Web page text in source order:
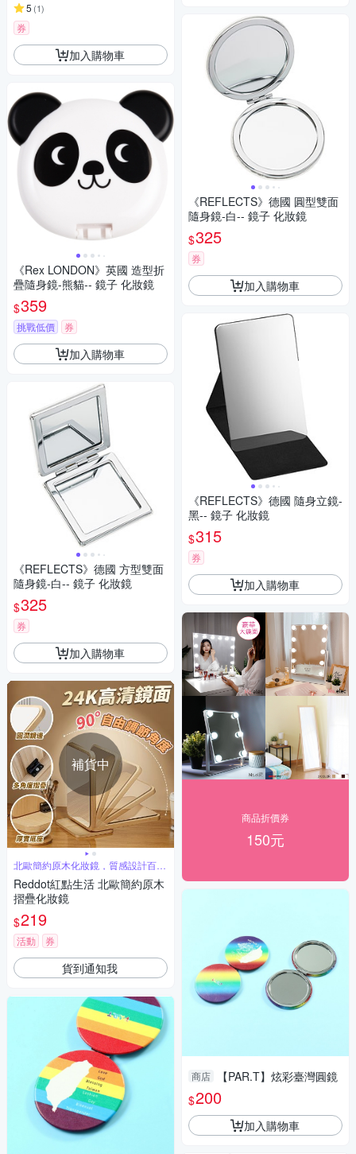
5 (1)
券
加入購物車
《Rex LONDON》英國 造型折
疊隨身鏡-熊貓-- 鏡子 化妝鏡
$359
挑戰低價 券
加入購物車
《REFLECTS》德國 方型雙面
隨身鏡-白-- 鏡子 化妝鏡
$325
券
加入購物車
補貨中
北歐簡約原木化妝鏡，質感設計百搭
耐看
Reddot紅點生活 北歐簡約原木
摺疊化妝鏡
$219
活動 券
貨到通知我
《REFLECTS》德國 圓型雙面
隨身鏡-白-- 鏡子 化妝鏡
$325
券
加入購物車
《REFLECTS》德國 隨身立鏡-
黑-- 鏡子 化妝鏡
$315
券
加入購物車
商品折價券
150元
商店
【PAR.T】炫彩臺灣圓鏡
$200
加入購物車